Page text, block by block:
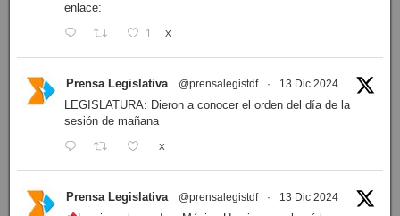
enlace:
1 X
Prensa Legislativa @prensalegistdf · 13 Dic 2024
LEGISLATURA: Dieron a conocer el orden del día de la
sesión de mañana
X
Prensa Legislativa @prensalegistdf · 13 Dic 2024